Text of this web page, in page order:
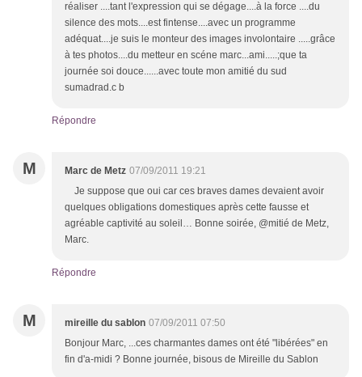
réaliser ....tant l'expression qui se dégage....à la force ....du
silence des mots....est fintense....avec un programme
adéquat....je suis le monteur des images involontaire .....grâce
à tes photos....du metteur en scéne marc...ami.....;que ta
journée soi douce......avec toute mon amitié du sud
sumadrad.c b
Répondre
M Marc de Metz 07/09/2011 19:21
Je suppose que oui car ces braves dames devaient avoir
quelques obligations domestiques après cette fausse et
agréable captivité au soleil… Bonne soirée, @mitié de Metz,
Marc.
Répondre
M mireille du sablon 07/09/2011 07:50
Bonjour Marc, ...ces charmantes dames ont été "libérées" en
fin d'a-midi ? Bonne journée, bisous de Mireille du Sablon